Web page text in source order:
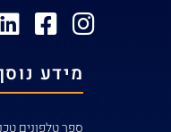
מידע נוסף
ספר טלפונים טכניוני